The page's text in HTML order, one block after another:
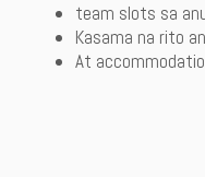
team slots sa
Kasama na rito
At